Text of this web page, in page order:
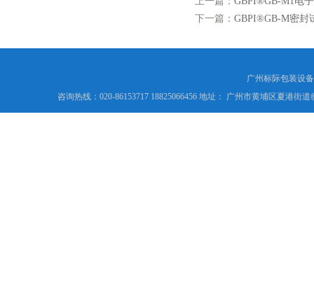
下一篇： GBPI®GB-M密封
广州标际包装设
咨询热线：020-86153717 18825066456 地址： 广州市黄埔区夏港街